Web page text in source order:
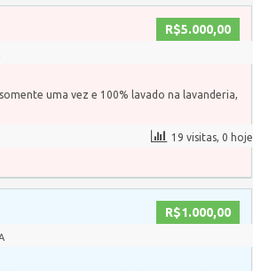
R$5.000,00
uma vez e 100% lavado na lavanderia,
19 visitas, 0 hoje
R$1.000,00